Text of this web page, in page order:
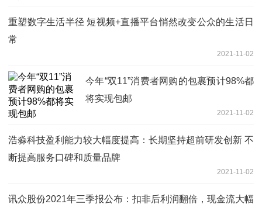
重塑数字生活半径 短视频+直播平台悄然改变公众的生活日
常
2021-11-02
今年“双11”消费者网购的包裹预计98%都
将实现包邮
2021-11-02
浩淼科技盈利能力较大幅度提高：长期坚持超前研发创新 不
断提高服务口碑和质量品牌
2021-11-02
讯众股份2021年三季报公布：扣非后利润翻倍，现金流大幅